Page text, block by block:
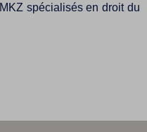
spécialisés en droit du